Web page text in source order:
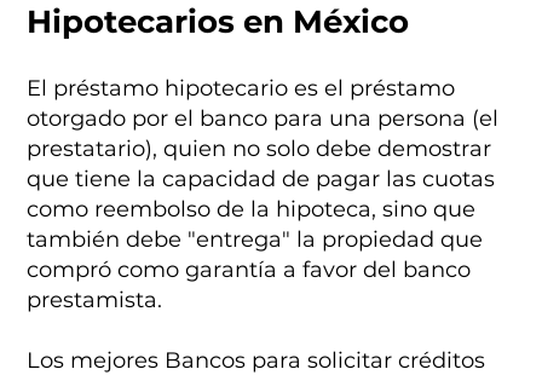
Hipotecarios en México
El préstamo hipotecario es el préstamo
otorgado por el banco para una persona (el
prestatario), quien no solo debe demostrar
que tiene la capacidad de pagar las cuotas
como reembolso de la hipoteca, sino que
también debe "entrega" la propiedad que
compró como garantía a favor del banco
prestamista.
Los mejores Bancos para solicitar créditos